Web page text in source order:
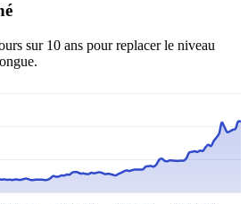
sur 10 ans pour replacer le niveau